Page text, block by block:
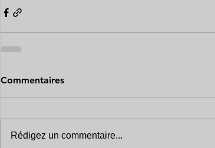
Commentaires
Rédigez un commentaire...